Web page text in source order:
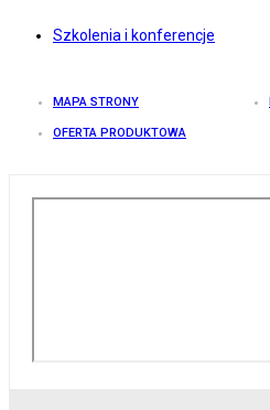
Szkolenia i konferencje
MAPA STRONY
OFERTA PRODUKTOWA